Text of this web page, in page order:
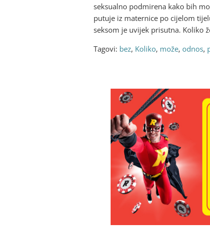
seksualno podmirena kako bih
putuje iz maternice po cijelom
seksom je uvijek prisutna. Koliko
Tagovi: bez, Koliko, može, odnos,